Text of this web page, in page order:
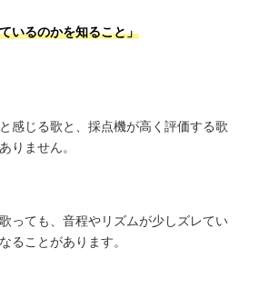
いるのかを知ること」
感じる歌と、採点機が高く評価する歌
りません。
っても、音程やリズムが少しズレてい
ることがあります。